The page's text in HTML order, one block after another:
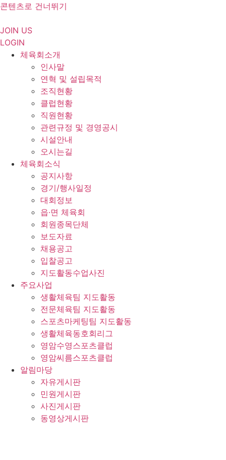
콘텐츠로 건너뛰기
JOIN US
LOGIN
체육회소개
인사말
연혁 및 설립목적
조직현황
클럽현황
직원현황
관련규정 및 경영공시
시설안내
오시는길
체육회소식
공지사항
경기/행사일정
대회정보
읍·면 체육회
회원종목단체
보도자료
채용공고
입찰공고
지도활동수업사진
주요사업
생활체육팀 지도활동
전문체육팀 지도활동
스포츠마케팅팀 지도활동
생활체육동호회리그
영암수영스포츠클럽
영암씨름스포츠클럽
알림마당
자유게시판
민원게시판
사진게시판
동영상게시판